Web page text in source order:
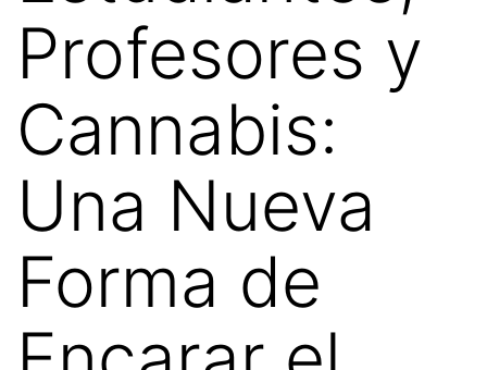
Profesores y
Cannabis:
Una Nueva
Forma de